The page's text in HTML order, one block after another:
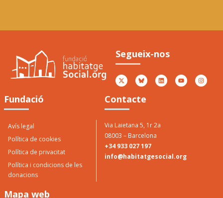
Atorgat per Casa Jové 2017
Segueix-nos
Fundació
Avís legal
Política de cookies
Política de privacitat
Política i condicions de les
donacions
Contacte
Via Laietana 5, 1r 2a
08003 – Barcelona
+34 933 027 197
info@habitatgesocial.org
Mapa web